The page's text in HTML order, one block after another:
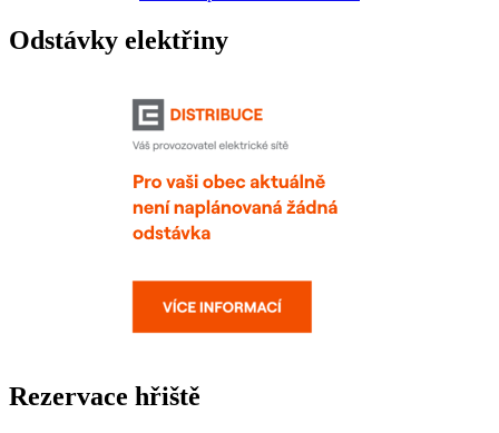
Odstávky elektřiny
Rezervace hřiště